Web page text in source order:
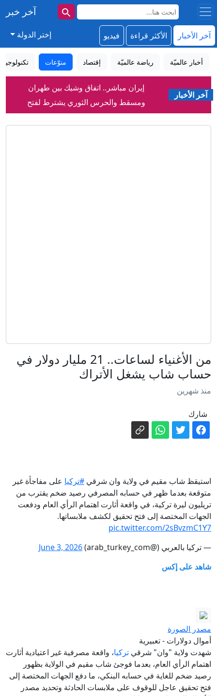
آخر خبر
آخر الأخبار الأكثر قراءة فيديو إختر الدولة
أخبار عالميّة رياضة عالميّة إقتصاد منوّعات تكنولوجيا
آخر الأخبار
إيران مباشر.. اتفاق وشيك بين طهران
ومسقط والحرس الثوري يشترط لفتح
هرمز مصادر تكشف لـCNN ما يقوله كبير
تعيين محامي ترمب الوفي وزيرا للعدل
الدفاع الروسية: استهداف مستودعات وقود
لـ"أرامكو" في جازان بطائرة مسيرة
مصر واحتمال انضمامها مكة الدفاعي..
اندلع بمنشأة لأرامكو في جيزان
مباشر - حرب إيران تستنزف مخزون
واشنطن من الأسلحة.. وبزشكيان يكشف
تفاصيل إحباط "خطة الغزو البري"
حرب إيران تستنزف ترسانة واشنطن:
لتسريع الإنتاج
بعيدا عن الأنظار.. الاحتلال يوافق على البدء
من الأغنياء لساعات.. 21 مليار دولار في
حساب شاب يشغل الأتراك
منذ شهرين
شارك
استيقظ شاب مقيم في ولاية وان شرقي #تركيا على مفاجأة غير
متوقعة بعدما ظهر في حسابه المصرفي رصيد ضخم يقترب من
تريليون ليرة تركية، في واقعة أثارت اهتمام الرأي العام ودفعت
الجهات المختصة إلى فتح تحقيق لكشف ملابساتها.
pic.twitter.com/2sBvzmC1Y7
— تركيا بالعربي (@arab_turkey_com)
June 3, 2026
شاهد على إكس
مصدر الصورة
أموال دولارات - تعبيرية
شهدت ولاية "وان" شرقي تركيا، واقعة مصرفية غير اعتيادية أثارت
اهتمام الرأي العام، بعدما فوجئ شاب مقيم في الولاية بظهور
رصيد ضخم للغاية في حسابه البنكي، ما دفع الجهات المختصة إلى
فتح تحقيق عاجل للوقوف على ملابسات الحادثة وتحديد مصدر